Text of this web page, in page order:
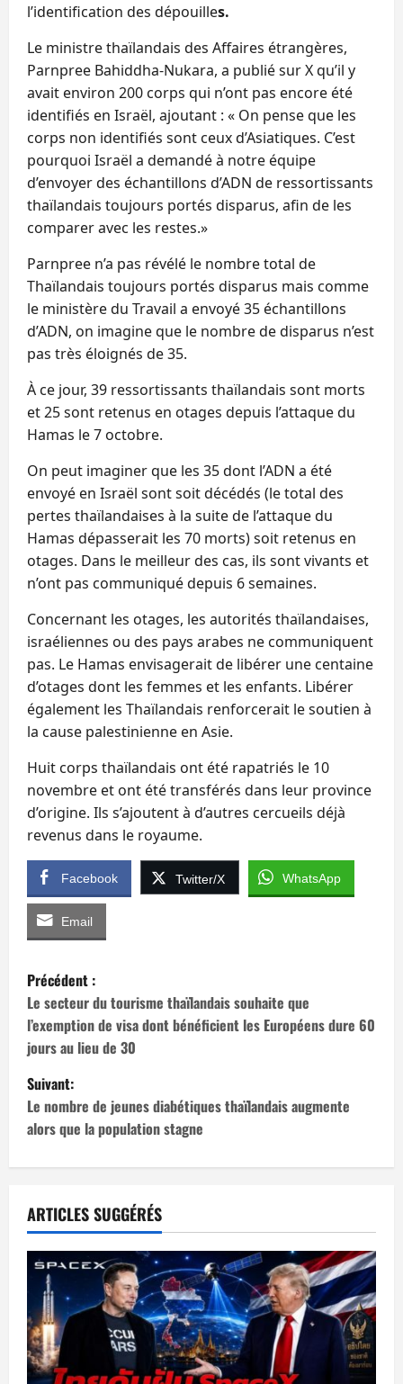
l’identification des dépouilles.
Le ministre thaïlandais des Affaires étrangères,
Parnpree Bahiddha-Nukara, a publié sur X qu’il y
avait environ 200 corps qui n’ont pas encore été
identifiés en Israël, ajoutant : « On pense que les
corps non identifiés sont ceux d’Asiatiques. C’est
pourquoi Israël a demandé à notre équipe
d’envoyer des échantillons d’ADN de ressortissants
thaïlandais toujours portés disparus, afin de les
comparer avec les restes.»
Parnpree n’a pas révélé le nombre total de
Thaïlandais toujours portés disparus mais comme
le ministère du Travail a envoyé 35 échantillons
d’ADN, on imagine que le nombre de disparus n’est
pas très éloignés de 35.
À ce jour, 39 ressortissants thaïlandais sont morts
et 25 sont retenus en otages depuis l’attaque du
Hamas le 7 octobre.
On peut imaginer que les 35 dont l’ADN a été
envoyé en Israël sont soit décédés (le total des
pertes thaïlandaises à la suite de l’attaque du
Hamas dépasserait les 70 morts) soit retenus en
otages. Dans le meilleur des cas, ils sont vivants et
n’ont pas communiqué depuis 6 semaines.
Concernant les otages, les autorités thaïlandaises,
israéliennes ou des pays arabes ne communiquent
pas. Le Hamas envisagerait de libérer une centaine
d’otages dont les femmes et les enfants. Libérer
également les Thaïlandais renforcerait le soutien à
la cause palestinienne en Asie.
Huit corps thaïlandais ont été rapatriés le 10
novembre et ont été transférés dans leur province
d’origine. Ils s’ajoutent à d’autres cercueils déjà
revenus dans le royaume.
Facebook Twitter/X WhatsApp
Email
N
a
v
i
g
a
t
i
o
n
d
Précédent :
Le secteur du tourisme thaïlandais souhaite que
l’exemption de visa dont bénéficient les Européens dure 60
jours au lieu de 30
Suivant:
Le nombre de jeunes diabétiques thaïlandais augmente
alors que la population stagne
ARTICLES SUGGÉRÉS